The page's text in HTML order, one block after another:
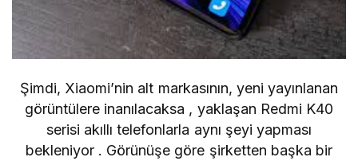
Şimdi, Xiaomi’nin alt markasının, yeni yayınlanan
görüntülere inanılacaksa , yaklaşan Redmi K40
serisi akıllı telefonlarla aynı şeyi yapması
bekleniyor . Görünüşe göre şirketten başka bir